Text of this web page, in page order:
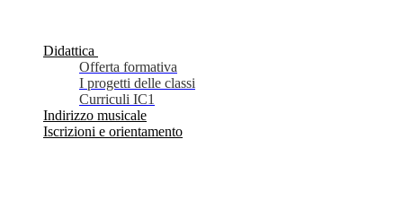
Didattica
Offerta formativa
I progetti delle classi
Curriculi IC1
Indirizzo musicale
Iscrizioni e orientamento